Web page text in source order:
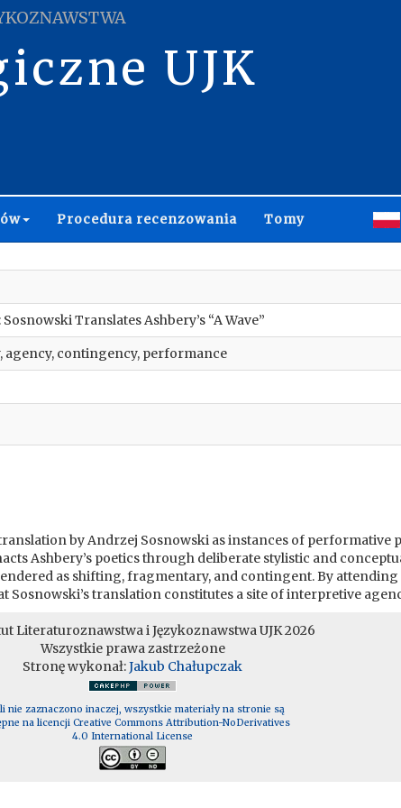
UJK
Procedura recenzowania Tomy
Translates Ashbery’s “A Wave”
agency, contingency, performance
translation by Andrzej Sosnowski as instances of
Ashbery’s poetics through deliberate stylistic and
as shifting, fragmentary, and contingent. By
Sosnowski’s translation constitutes a site of interpretive
Literaturoznawstwa i Językoznawstwa UJK 2026
Wszystkie prawa zastrzeżone
Stronę wykonał:Jakub Chałupczak
nie zaznaczono inaczej, wszystkie materiały na stronie są
na licencji Creative Commons Attribution-NoDerivatives
4.0 International License